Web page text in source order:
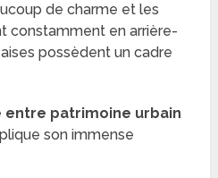
de charme et les
constamment en arrière-
possèdent un cadre
entre patrimoine urbain
son immense